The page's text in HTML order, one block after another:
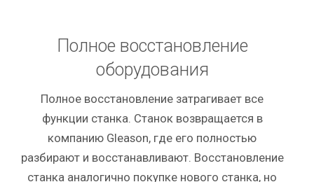
Полное восстановление
оборудования
Полное восстановление затрагивает все
функции станка. Станок возвращается в
компанию Gleason, где его полностью
разбирают и восстанавливают. Восстановление
станка аналогично покупке нового станка, но